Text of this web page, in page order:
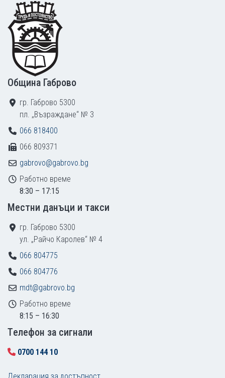
Footer
Община Габрово
гр. Габрово 5300
пл. „Възраждане“ № 3
066 818400
066 809371
gabrovo@gabrovo.bg
Работно време
8:30 – 17:15
Местни данъци и такси
гр. Габрово 5300
ул. „Райчо Каролев“ № 4
066 804775
066 804776
mdt@gabrovo.bg
Работно време
8:15 – 16:30
Tелефон за сигнали
0700 144 10